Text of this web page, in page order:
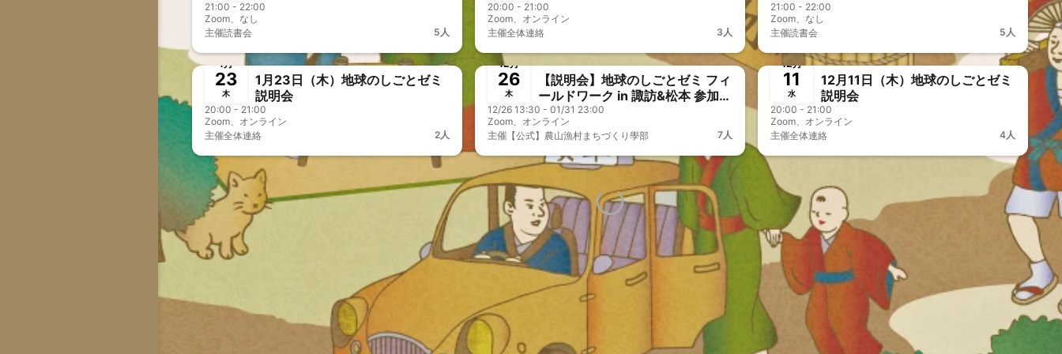
21:00 - 22:00
Zoom、なし
主催読書会 5人
20:00 - 21:00
Zoom、オンライン
主催全体連絡 3人
21:00 - 22:00
Zoom、なし
主催読書会 5人
1月
23
木
1月23日（木）地球のしごとゼミ
説明会
20:00 - 21:00
Zoom、オンライン
主催全体連絡 2人
12月
26
木
【説明会】地球のしごとゼミ フィ
ールドワーク in 諏訪&松本 参加検
討者向け説明会
12/26 13:30 - 01/31 23:00
Zoom、オンライン
主催 【公式】農山漁村まちづくり學部 7人
12月
11
水
12月11日（木）地球のしごとゼミ
説明会
20:00 - 21:00
Zoom、オンライン
主催全体連絡 4人